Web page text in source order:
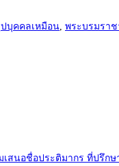
บุคคลเหมือน, พระบรมรา
สนอชื่อประติมากร ที่ปรึกษา